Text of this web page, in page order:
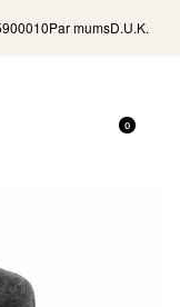
Par mumsD.U.K.
0